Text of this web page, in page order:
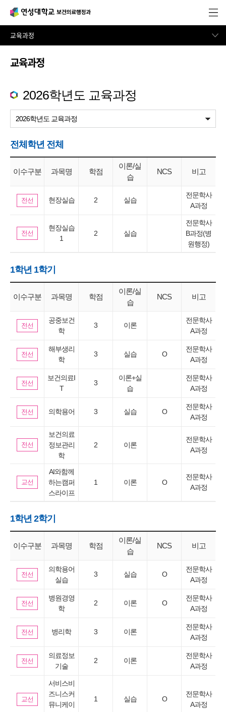
교육과정
교육과정
교육과정
2026학년도 교육과정
전체학년 전체
이수구분 과목명 학점
이론/실
습
NCS 비고
전선 현장실습 2 실습
전문학사
A과정
전선
현장실습
1
2 실습
전문학사
B과정(병
원행정)
1학년 1학기
이수구분 과목명 학점
이론/실
습
NCS 비고
전선
공중보건
학
3 이론
전문학사
A과정
전선
해부생리
학
3 실습 O
전문학사
A과정
전선
보건의료I
T
3
이론+실
습
전문학사
A과정
전선 의학용어 3 실습 O
전문학사
A과정
전선
보건의료
정보관리
학
2 이론
전문학사
A과정
교선
AI와함께
하는캠퍼
스라이프
1 이론 O
전문학사
A과정
1학년 2학기
이수구분 과목명 학점
이론/실
습
NCS 비고
전선
의학용어
실습
3 실습 O
전문학사
A과정
전선
병원경영
학
2 이론 O
전문학사
A과정
전선 병리학 3 이론
전문학사
A과정
전선
의료정보
기술
2 이론
전문학사
A과정
교선
서비스비
즈니스커
뮤니케이
1 실습 O
전문학사
A과정